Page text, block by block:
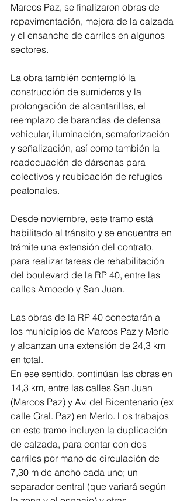
Marcos Paz, se finalizaron obras de
repavimentación, mejora de la calzada
y el ensanche de carriles en algunos
sectores.
La obra también contempló la
construcción de sumideros y la
prolongación de alcantarillas, el
reemplazo de barandas de defensa
vehicular, iluminación, semaforización
y señalización, así como también la
readecuación de dársenas para
colectivos y reubicación de refugios
peatonales.
Desde noviembre, este tramo está
habilitado al tránsito y se encuentra en
trámite una extensión del contrato,
para realizar tareas de rehabilitación
del boulevard de la RP 40, entre las
calles Amoedo y San Juan.
Las obras de la RP 40 conectarán a
los municipios de Marcos Paz y Merlo
y alcanzan una extensión de 24,3 km
en total.
En ese sentido, continúan las obras en
14,3 km, entre las calles San Juan
(Marcos Paz) y Av. del Bicentenario (ex
calle Gral. Paz) en Merlo. Los trabajos
en este tramo incluyen la duplicación
de calzada, para contar con dos
carriles por mano de circulación de
7,30 m de ancho cada uno; un
separador central (que variará según